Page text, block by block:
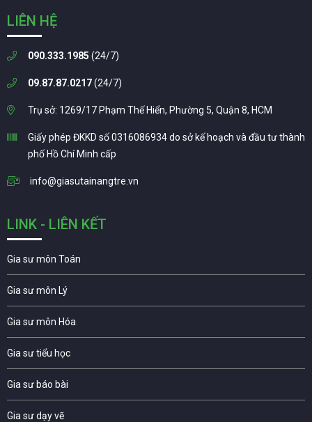
LIÊN HỆ
090.333.1985 (24/7)
09.87.87.0217(24/7)
Trụ sở: 1269/17 Phạm Thế Hiển, Phường 5, Quận 8, HCM
Giấy phép ĐKKD số 0316086934 do sở kế hoạch và đầu tư thành
phố Hồ Chí Minh cấp
info@giasutainangtre.vn
LINK - LIÊN KẾT
Gia sư môn Toán
Gia sư môn Lý
Gia sư môn Hóa
Gia sư tiểu học
Gia sư báo bài
Gia sư dạy vẽ